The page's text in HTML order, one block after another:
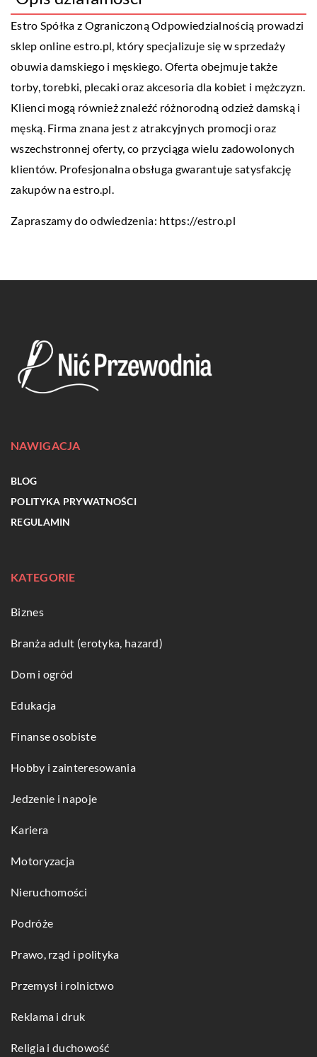
Estro Spółka z Ograniczoną Odpowiedzialnością prowadzi
sklep online estro.pl, który specjalizuje się w sprzedaży
obuwia damskiego i męskiego. Oferta obejmuje także
torby, torebki, plecaki oraz akcesoria dla kobiet i mężczyzn.
Klienci mogą również znaleźć różnorodną odzież damską i
męską. Firma znana jest z atrakcyjnych promocji oraz
wszechstronnej oferty, co przyciąga wielu zadowolonych
klientów. Profesjonalna obsługa gwarantuje satysfakcję
zakupów na estro.pl.
Zapraszamy do odwiedzenia: https://estro.pl
NAWIGACJA
BLOG
POLITYKA PRYWATNOŚCI
REGULAMIN
KATEGORIE
Biznes
Branża adult (erotyka, hazard)
Dom i ogród
Edukacja
Finanse osobiste
Hobby i zainteresowania
Jedzenie i napoje
Kariera
Motoryzacja
Nieruchomości
Podróże
Prawo, rząd i polityka
Przemysł i rolnictwo
Reklama i druk
Religia i duchowość